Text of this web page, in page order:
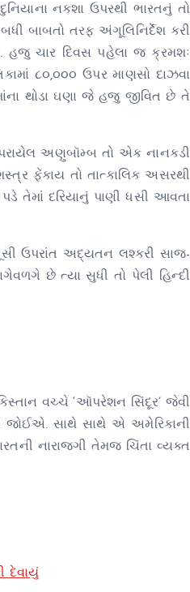
નકશા ઉપરથી ભારતનું તો
બાબતો તરફ અંગૂલિનિર્દેશ કરી
હજુ ચાર દિવસ પહેલા જ ક્રમશઃ
૮૦,૦૦૦ ઉપર માણસો દાઝવા
થોડા ઘણા જે હજુ જીવિત છે તે
અણુબૉમ્બ તો એક નાનકડી
ફેંકાય તો તાત્કાલિક અસરથી
તેમાં દરિયાનું પાણી ધસી આવતા
ઉપરાંત અદ્યતન લશ્કરી સાજ-
છે ત્યા સુધી તો પેલી હિન્દી
વચ્ચે ‘ઑપરેશન સિંદૂર’ જેવી
જોઈએ. સાથે સાથે એ અમેરિકાની
નારાજગી તેમજ ચિંતા વ્યક્ત
દેવાયું